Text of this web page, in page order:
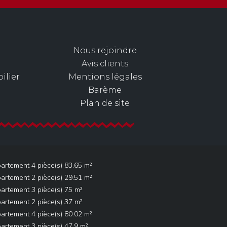
Nous rejoindre
Avis clients
Mentions légales
Barème
Plan de site
4 pièce(s) 83.65 m²
2 pièce(s) 29.51 m²
3 pièce(s) 75 m²
2 pièce(s) 37 m²
4 pièce(s) 80.02 m²